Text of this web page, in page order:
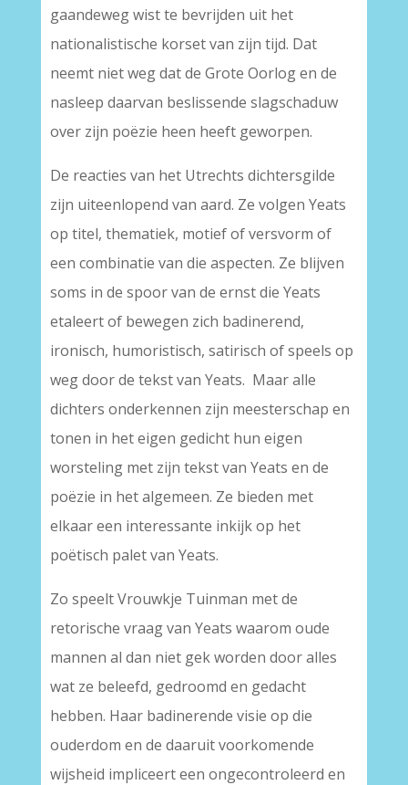
gaandeweg wist te bevrijden uit het
nationalistische korset van zijn tijd. Dat
neemt niet weg dat de Grote Oorlog en de
nasleep daarvan beslissende slagschaduw
over zijn poëzie heen heeft geworpen.
De reacties van het Utrechts dichtersgilde
zijn uiteenlopend van aard. Ze volgen Yeats
op titel, thematiek, motief of versvorm of
een combinatie van die aspecten. Ze blijven
soms in de spoor van de ernst die Yeats
etaleert of bewegen zich badinerend,
ironisch, humoristisch, satirisch of speels op
weg door de tekst van Yeats. Maar alle
dichters onderkennen zijn meesterschap en
tonen in het eigen gedicht hun eigen
worsteling met zijn tekst van Yeats en de
poëzie in het algemeen. Ze bieden met
elkaar een interessante inkijk op het
poëtisch palet van Yeats.
Zo speelt Vrouwkje Tuinman met de
retorische vraag van Yeats waarom oude
mannen al dan niet gek worden door alles
wat ze beleefd, gedroomd en gedacht
hebben. Haar badinerende visie op die
ouderdom en de daaruit voorkomende
wijsheid impliceert een ongecontroleerd en